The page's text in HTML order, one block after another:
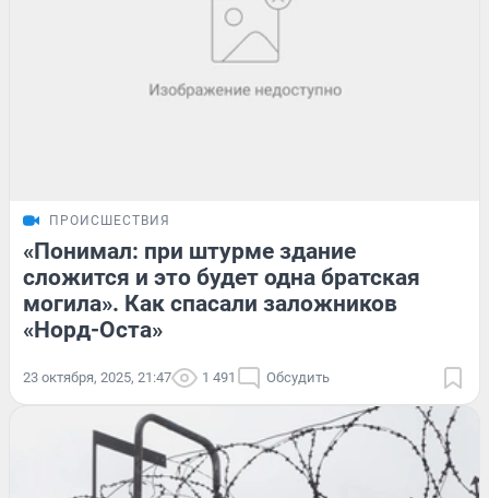
ПРОИСШЕСТВИЯ
«Понимал: при штурме здание
сложится и это будет одна братская
могила». Как спасали заложников
«Норд-Оста»
23 октября, 2025, 21:47 1 491 Обсудить